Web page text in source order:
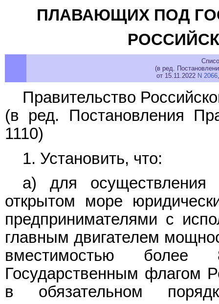
ПЛАВАЮЩИХ ПОД
(в ред.
от 15.11.2022 N 2066
Правительство
(в ред. Постановления
1110)
1. Установить, что:
а) для осуществления
открытом море
предпринимателями с
главным двигателем
вместимостью
Государственным флагом
в обязательном